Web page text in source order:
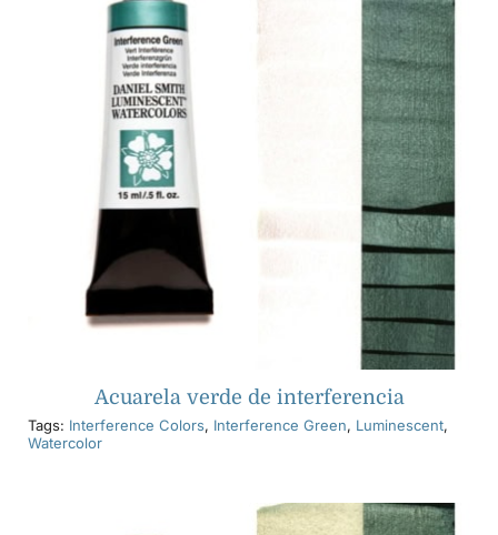
Acuarela verde de interferencia
Tags: Interference Colors, Interference Green, Luminescent,
Watercolor